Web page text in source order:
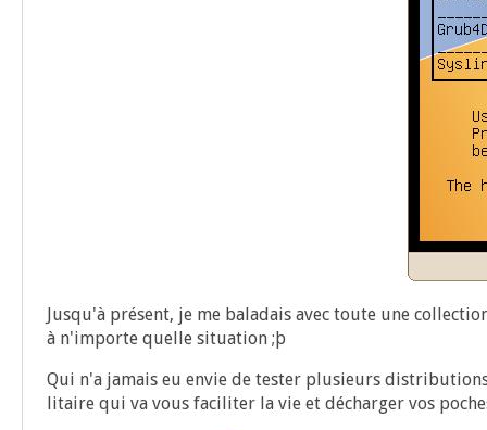
Jusqu'à pré­sent, je me bala­dais avec toute une
à n'importe quelle situa­tion ;þ
Qui n'a jamais eu envie de tes­ter plu­sieurs
li­taire qui va vous faci­li­ter la vie et déchar­ger vos